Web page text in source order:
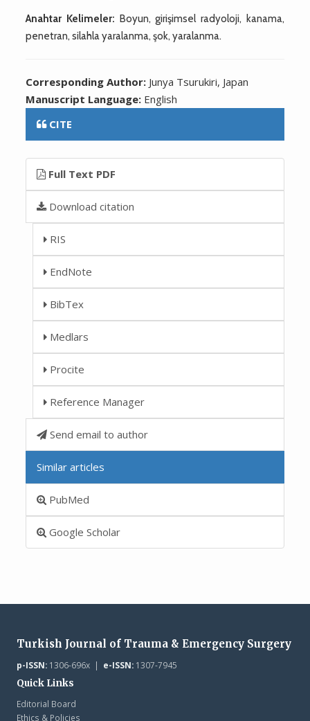
Anahtar Kelimeler: Boyun, girişimsel radyoloji, kanama,
penetran, silahla yaralanma, şok, yaralanma.
Corresponding Author: Junya Tsurukiri, Japan
Manuscript Language: English
CITE
Full Text PDF
Download citation
RIS
EndNote
BibTex
Medlars
Procite
Reference Manager
Send email to author
Similar articles
PubMed
Google Scholar
Turkish Journal of Trauma & Emergency Surgery
p-ISSN:1306-696x | e-ISSN:1307-7945
Quick Links
Editorial Board
Ethics & Policies